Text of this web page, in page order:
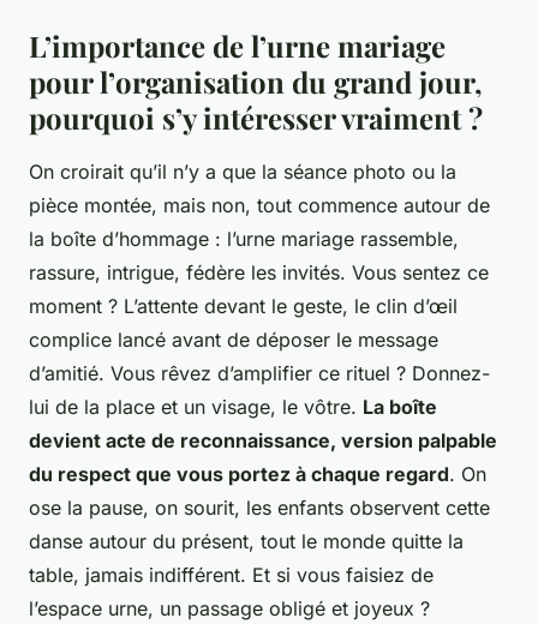
L’importance de l’urne mariage
pour l’organisation du grand jour,
pourquoi s’y intéresser vraiment ?
On croirait qu’il n’y a que la séance photo ou la
pièce montée, mais non, tout commence autour de
la boîte d’hommage : l’urne mariage rassemble,
rassure, intrigue, fédère les invités. Vous sentez ce
moment ? L’attente devant le geste, le clin d’œil
complice lancé avant de déposer le message
d’amitié. Vous rêvez d’amplifier ce rituel ? Donnez-
lui de la place et un visage, le vôtre. La boîte
devient acte de reconnaissance, version palpable
du respect que vous portez à chaque regard. On
ose la pause, on sourit, les enfants observent cette
danse autour du présent, tout le monde quitte la
table, jamais indifférent. Et si vous faisiez de
l’espace urne, un passage obligé et joyeux ?